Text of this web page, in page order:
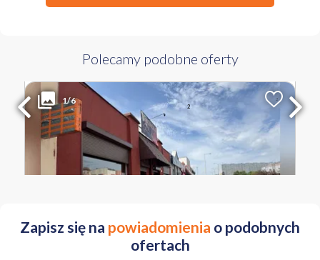
Polecamy podobne oferty
1/6Liczba pokoi Powierzchnia
54.16 m 2
Cena za m 2
7 367 PLN
ŁÓDZKIE Łódź Widzew ul. Ks. Zdzisława Wujaka
Zapisz się na powiadomienia o podobnych
ofertach